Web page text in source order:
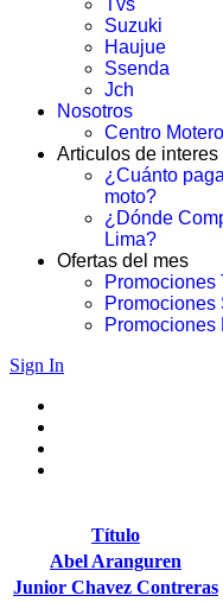
Tvs
Suzuki
Haujue
Ssenda
Jch
Nosotros
Centro
Articulos de interes
¿Cuánto
moto?
¿Dónde
Lima?
Ofertas del mes
Promociones
Promociones
Promociones
Sign In
Título
Abel Aranguren
Junior Chavez Contreras